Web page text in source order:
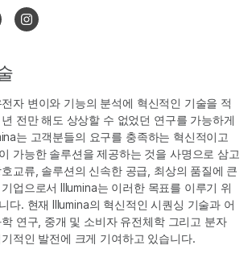
자 변이와 기능의 분석에 혁신적인 기술을 적
전만 해도 상상할 수 없었던 연구를 가능하게
는 고객분들의 요구를 충족하는 혁신적이고
가능한 솔루션을 제공하는 것을 사명으로 삼고
교류, 솔루션의 신속한 공급, 최상의 품질에 큰
업으로서 Illumina는 이러한 목표를 이루기 위
다. 현재 Illumina의 혁신적인 시퀀싱 기술과 어
연구, 중개 및 소비자 유전체학 그리고 분자
적인 발전에 크게 기여하고 있습니다.